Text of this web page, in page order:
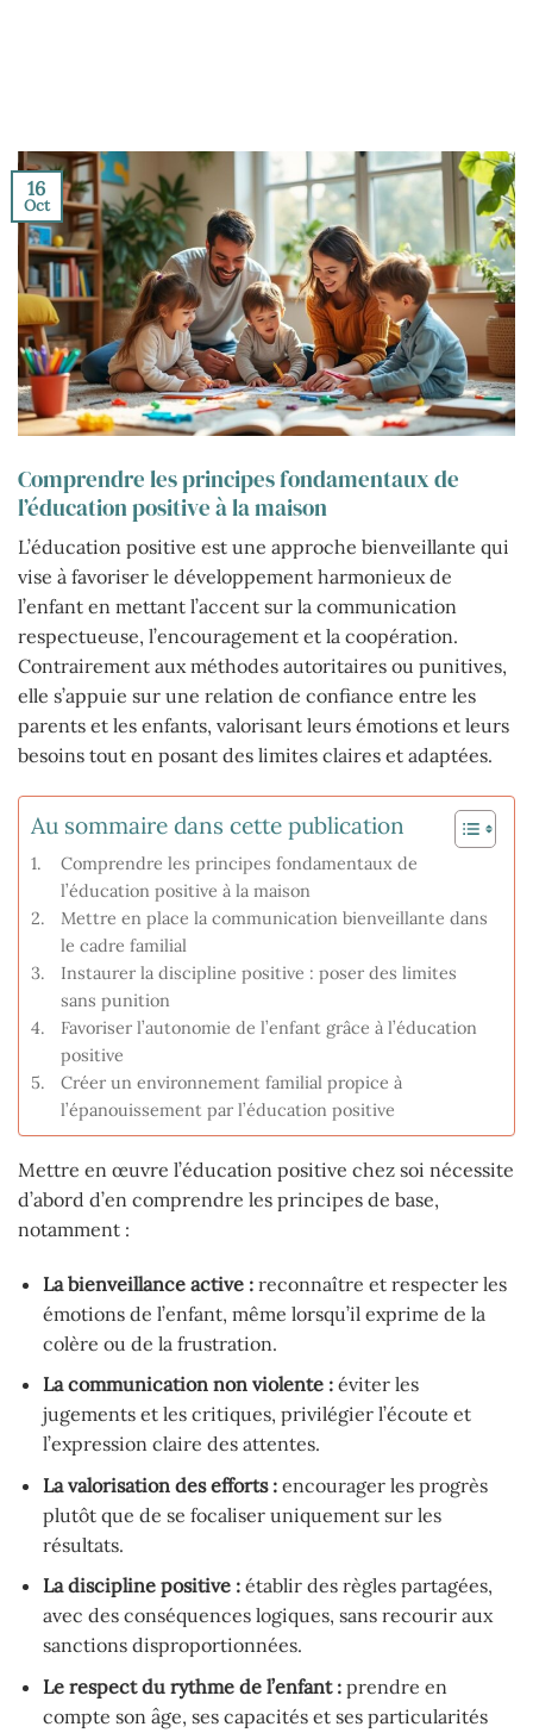
16
Oct
Comprendre les principes fondamentaux de
l’éducation positive à la maison
L’éducation positive est une approche bienveillante qui
vise à favoriser le développement harmonieux de
l’enfant en mettant l’accent sur la communication
respectueuse, l’encouragement et la coopération.
Contrairement aux méthodes autoritaires ou punitives,
elle s’appuie sur une relation de confiance entre les
parents et les enfants, valorisant leurs émotions et leurs
besoins tout en posant des limites claires et adaptées.
Au sommaire dans cette publication
Comprendre les principes fondamentaux de
l’éducation positive à la maison
Mettre en place la communication bienveillante dans
le cadre familial
Instaurer la discipline positive : poser des limites
sans punition
Favoriser l’autonomie de l’enfant grâce à l’éducation
positive
Créer un environnement familial propice à
l’épanouissement par l’éducation positive
Mettre en œuvre l’éducation positive chez soi nécessite
d’abord d’en comprendre les principes de base,
notamment :
La bienveillance active :reconnaître et respecter les
émotions de l’enfant, même lorsqu’il exprime de la
colère ou de la frustration.
La communication non violente :éviter les
jugements et les critiques, privilégier l’écoute et
l’expression claire des attentes.
La valorisation des efforts :encourager les progrès
plutôt que de se focaliser uniquement sur les
résultats.
La discipline positive :établir des règles partagées,
avec des conséquences logiques, sans recourir aux
sanctions disproportionnées.
Le respect du rythme de l’enfant :prendre en
compte son âge, ses capacités et ses particularités